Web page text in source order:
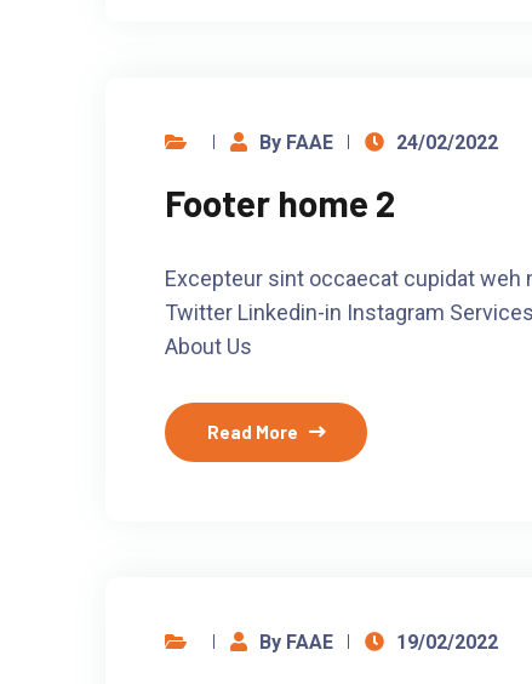
By FAAE 24/02/2022
Footer home 2
Excepteur sint occaecat cupidat weh
Twitter Linkedin-in Instagram
About Us
Read More
By FAAE 19/02/2022